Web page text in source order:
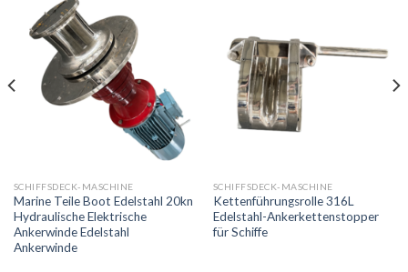
SCHIFFSDECK-MASCHINE
Marine Teile Boot Edelstahl 20kn
Hydraulische Elektrische
Ankerwinde Edelstahl
Ankerwinde
SCHIFFSDECK-MASCHINE
Kettenführungsrolle 316L
Edelstahl-Ankerkettenstopper
für Schiffe